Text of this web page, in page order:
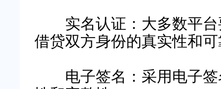
实名认证：大多数平台
借贷双方身份的真实性和
电子签名：采用电子签